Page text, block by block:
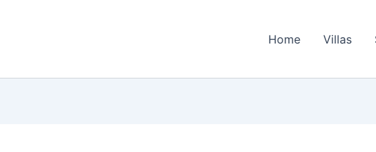
Home Villas